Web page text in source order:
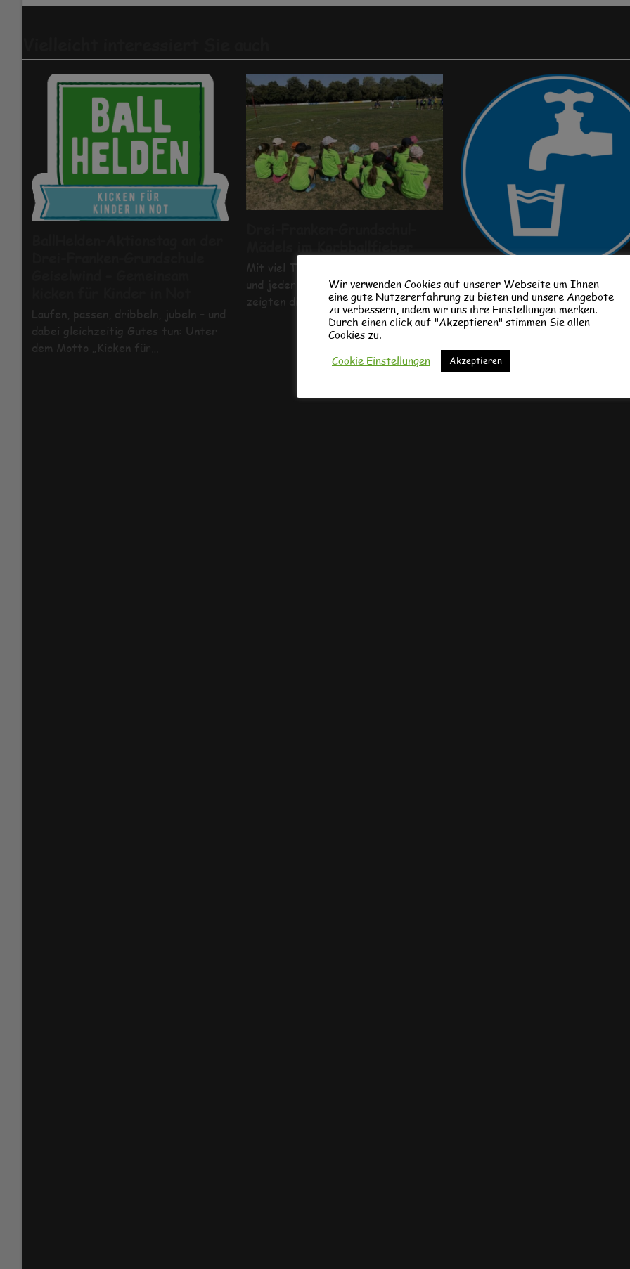
Laufen, passen, dribbeln, jubeln – und
dabei gleichzeitig Gutes tun: Unter
dem Motto „Kicken für…
Mit viel Teamgeist, großem Einsatz
und jeder Menge Spaß am Spiel
zeigten die Korbball-Mädels der…
Trinkwasser-Workshop in
der 3. Klasse
Am Dienstag, 7.7.2026 fand in
Grundschule ein Workshop zum
Wir verwenden Cookies auf unserer Webseite um Ihnen
eine gute Nutzererfahrung zu bieten und unsere Angebote
zu verbessern, indem wir uns ihre Einstellungen merken.
Durch einen click auf "Akzeptieren" stimmen Sie allen
Cookies zu.
Cookie Einstellungen
Akzeptieren